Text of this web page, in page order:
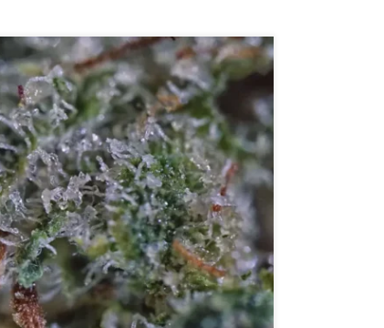
momentu zbioru konopi – kompletny
jedna „magiczna data” zbioru wspólna dla
środowiskowe, typ medium i sposób
na tempo dojrzewania. Dlatego eksperci
decyduje […]